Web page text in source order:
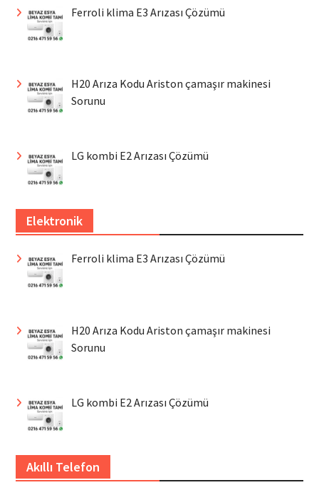
Ferroli klima E3 Arızası Çözümü
H20 Arıza Kodu Ariston çamaşır makinesi
Sorunu
LG kombi E2 Arızası Çözümü
Elektronik
Ferroli klima E3 Arızası Çözümü
H20 Arıza Kodu Ariston çamaşır makinesi
Sorunu
LG kombi E2 Arızası Çözümü
Akıllı Telefon